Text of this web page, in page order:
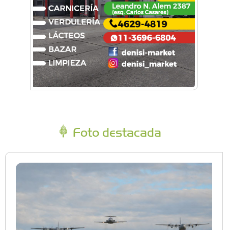
Foto destacada